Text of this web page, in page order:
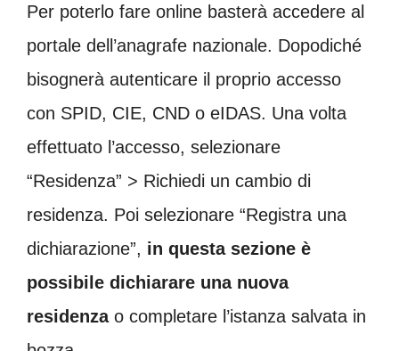
Per poterlo fare online basterà accedere al
portale dell’anagrafe nazionale. Dopodiché
bisognerà autenticare il proprio accesso
con SPID, CIE, CND o eIDAS. Una volta
effettuato l’accesso, selezionare
“Residenza” > Richiedi un cambio di
residenza. Poi selezionare “Registra una
dichiarazione”, in questa sezione è
possibile dichiarare una nuova
residenzao completare l’istanza salvata in